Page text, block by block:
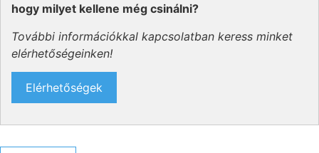
hogy milyet kellene még csinálni?
További információkkal kapcsolatban keress minket
elérhetőségeinken!
Elérhetőségek